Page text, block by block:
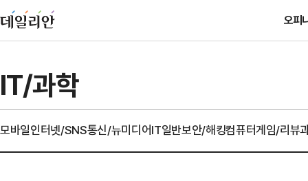
오피
IT/과학
모바일인터넷/SNS통신/뉴미디어IT일반보안/해킹컴퓨터게임/리뷰